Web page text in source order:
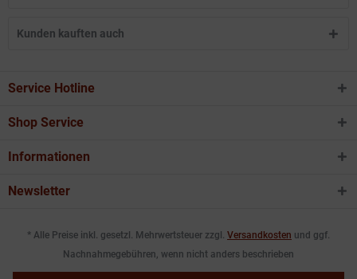
Kunden kauften auch
Service Hotline
Shop Service
Informationen
Newsletter
* Alle Preise inkl. gesetzl. Mehrwertsteuer zzgl. Versandkosten und ggf.
Nachnahmegebühren, wenn nicht anders beschrieben